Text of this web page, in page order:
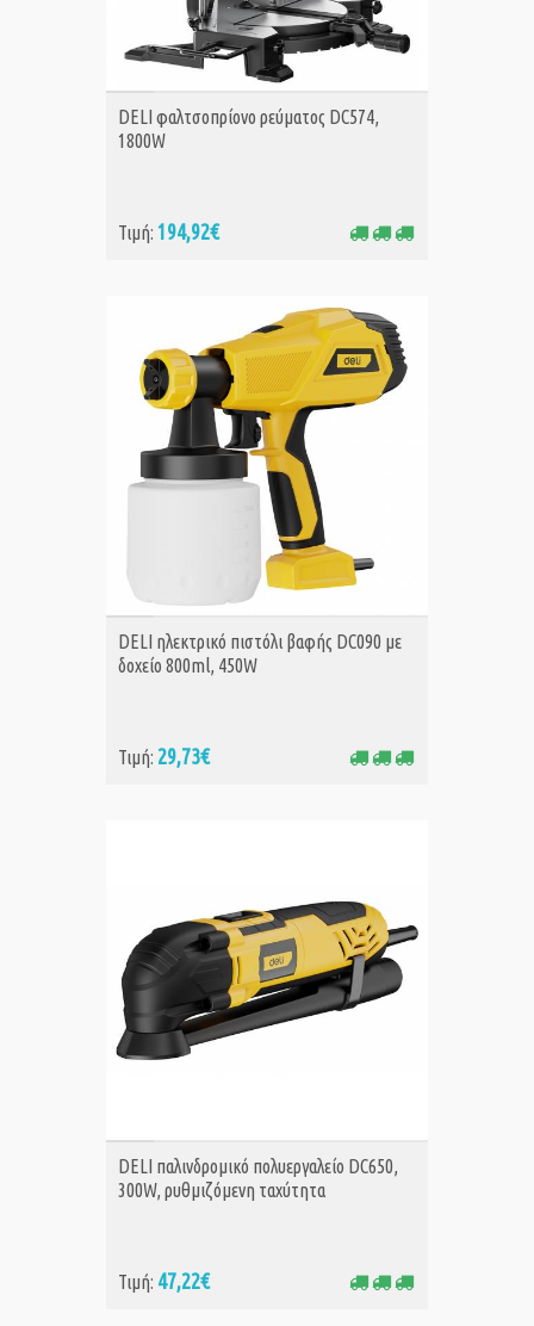
ΑΓΟΡΑ
DELI φαλτσοπρίονο ρεύματος DC574,
1800W
Τιμή: 194,92€
ΑΓΟΡΑ
DELI ηλεκτρικό πιστόλι βαφής DC090 με
δοχείο 800ml, 450W
Τιμή: 29,73€
ΑΓΟΡΑ
DELI παλινδρομικό πολυεργαλείο DC650,
300W, ρυθμιζόμενη ταχύτητα
Τιμή: 47,22€